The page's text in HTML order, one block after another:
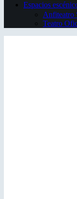
Espacios
Anfiteatro
Teatro